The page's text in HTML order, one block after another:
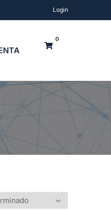
Login
0